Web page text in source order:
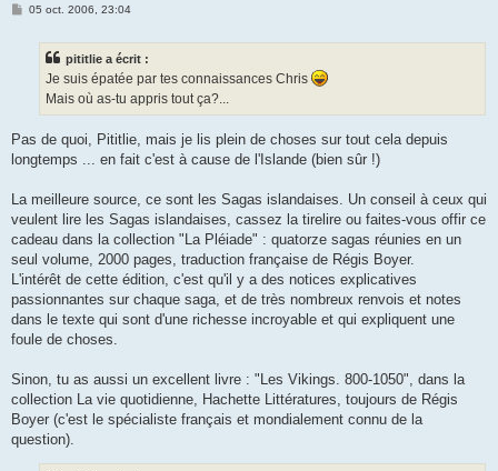
M05 oct. 2006, 23:04
pititlie a écrit :
Je suis épatée par tes connaissances Chris
Mais où as-tu appris tout ça?...
Pas de quoi, Pititlie, mais je lis plein de choses sur tout cela depuis
longtemps ... en fait c'est à cause de l'Islande (bien sûr !)
La meilleure source, ce sont les Sagas islandaises. Un conseil à ceux qui
veulent lire les Sagas islandaises, cassez la tirelire ou faites-vous offir ce
cadeau dans la collection "La Pléiade" : quatorze sagas réunies en un
seul volume, 2000 pages, traduction française de Régis Boyer.
L'intérêt de cette édition, c'est qu'il y a des notices explicatives
passionnantes sur chaque saga, et de très nombreux renvois et notes
dans le texte qui sont d'une richesse incroyable et qui expliquent une
foule de choses.
Sinon, tu as aussi un excellent livre : "Les Vikings. 800-1050", dans la
collection La vie quotidienne, Hachette Littératures, toujours de Régis
Boyer (c'est le spécialiste français et mondialement connu de la
question).